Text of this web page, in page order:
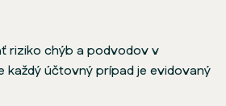
riziko chýb a podvodov v
každý účtovný prípad je evidovaný